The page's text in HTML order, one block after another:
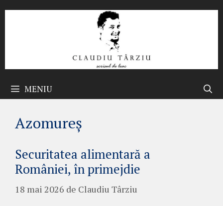
MENIU
Azomureș
Securitatea alimentară a
României, în primejdie
18 mai 2026 de Claudiu Târziu